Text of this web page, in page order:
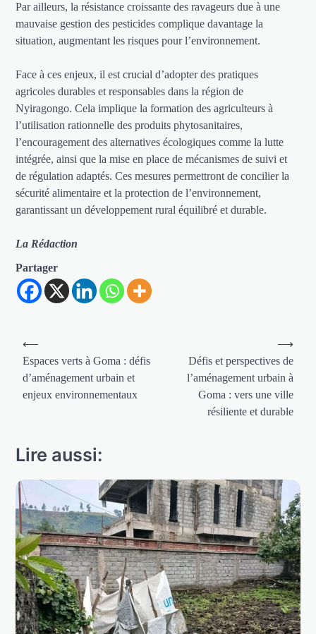
Par ailleurs, la résistance croissante des ravageurs due à une
mauvaise gestion des pesticides complique davantage la
situation, augmentant les risques pour l’environnement.
Face à ces enjeux, il est crucial d’adopter des pratiques
agricoles durables et responsables dans la région de
Nyiragongo. Cela implique la formation des agriculteurs à
l’utilisation rationnelle des produits phytosanitaires,
l’encouragement des alternatives écologiques comme la lutte
intégrée, ainsi que la mise en place de mécanismes de suivi et
de régulation adaptés. Ces mesures permettront de concilier la
sécurité alimentaire et la protection de l’environnement,
garantissant un développement rural équilibré et durable.
La Rédaction
Partager
Navigation
de
l’article
⟵
Espaces verts à Goma : défis
d’aménagement urbain et
enjeux environnementaux
Défis et perspectives de
l’aménagement urbain à
Goma : vers une ville
résiliente et durable
⟶
Lire aussi: